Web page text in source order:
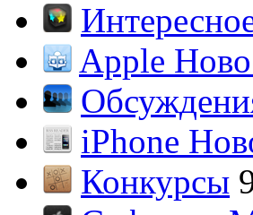
Apple
iPhone
Конкурсы